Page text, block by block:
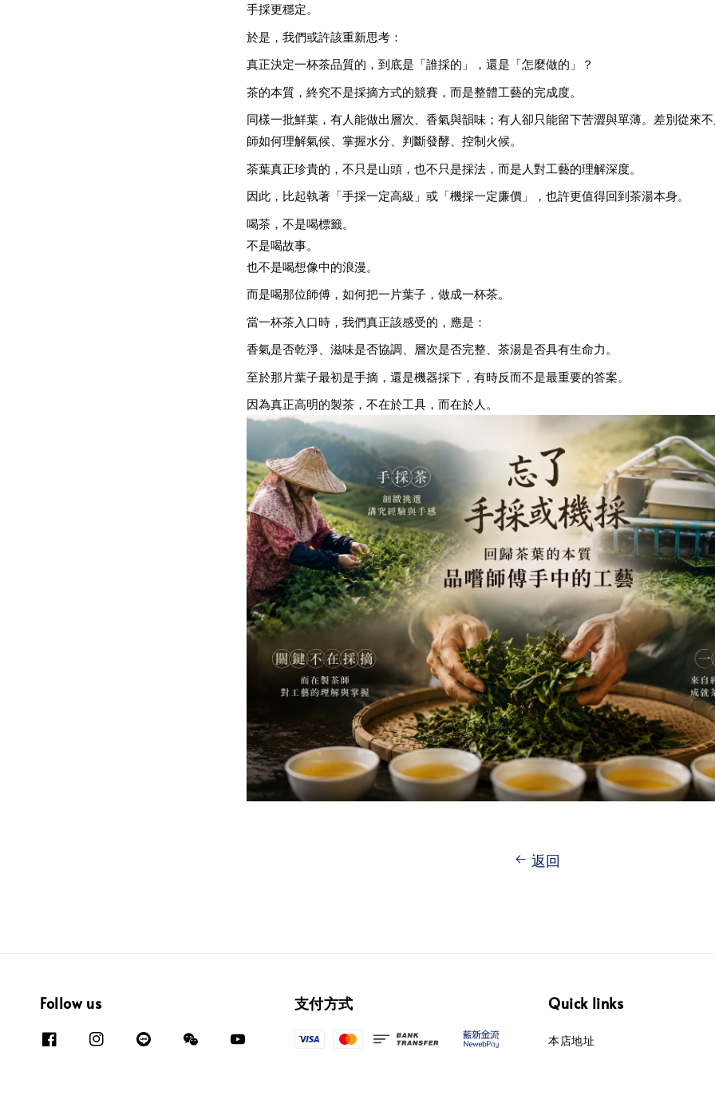
手採更穩定。
於是，我們或許該重新思考：
真正決定一杯茶品質的，到底是「誰採的」，還是「怎麼做的」？
茶的本質，終究不是採摘方式的競賽，而是整體工藝的完成度。
同樣一批鮮葉，有人能做出層次、香氣與韻味；有人卻只能留下苦澀與單薄。差別從來
師如何理解氣候、掌握水分、判斷發酵、控制火候。
茶葉真正珍貴的，不只是山頭，也不只是採法，而是人對工藝的理解深度。
因此，比起執著「手採一定高級」或「機採一定廉價」，也許更值得回到茶湯本身。
喝茶，不是喝標籤。
不是喝故事。
也不是喝想像中的浪漫。
而是喝那位師傅，如何把一片葉子，做成一杯茶。
當一杯茶入口時，我們真正該感受的，應是：
香氣是否乾淨、滋味是否協調、層次是否完整、茶湯是否具有生命力。
至於那片葉子最初是手摘，還是機器採下，有時反而不是最重要的答案。
因為真正高明的製茶，不在於工具，而在於人。
返回
Follow us 支付方式 Quick links
本店地址